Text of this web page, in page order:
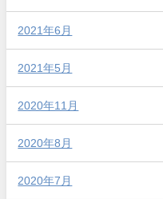
2021年6月
2021年5月
2020年11月
2020年8月
2020年7月